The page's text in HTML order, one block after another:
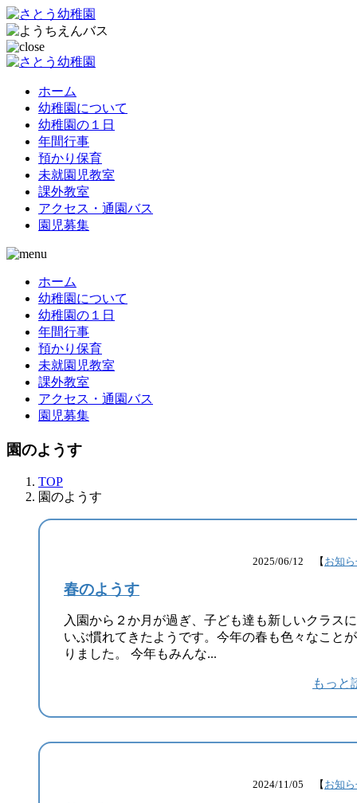
ホーム
幼稚園について
幼稚園の１日
年間行事
預かり保育
未就園児教室
課外教室
アクセス・通園バス
園児募集
ホーム
幼稚園について
幼稚園の１日
年間行事
預かり保育
未就園児教室
課外教室
アクセス・通園バス
園児募集
園のようす
TOP
園のようす
2025/06/12 【 お知
春のようす
入園から２か月が過ぎ、子ども達も新しいクラス
いぶ慣れてきたようです。今年の春も色々なこと
りました。 今年もみんな...
もっと
2024/11/05 【 お知